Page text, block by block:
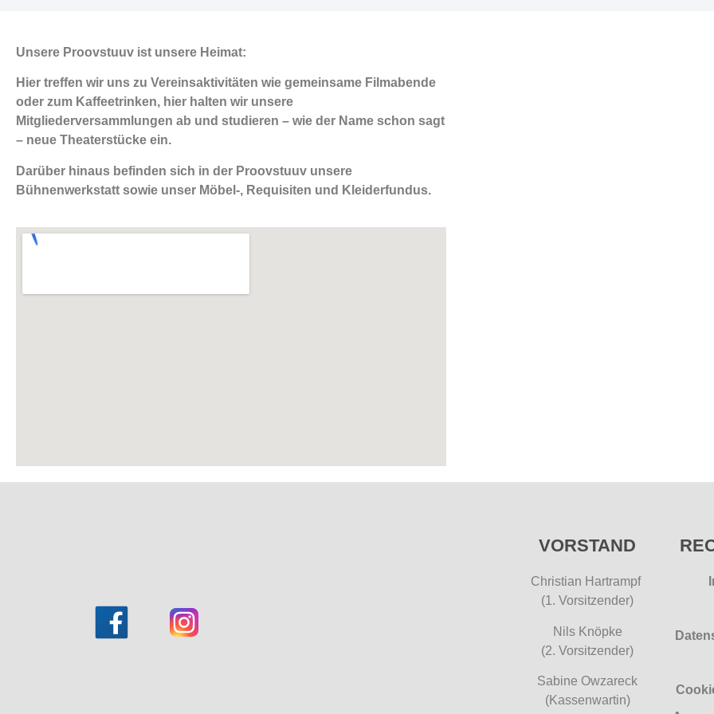
Unsere Proovstuuv ist unsere Heimat:
Hier treffen wir uns zu Vereinsaktivitäten wie gemeinsame Filmabende
oder zum Kaffeetrinken, hier halten wir unsere
Mitgliederversammlungen ab und studieren – wie der Name schon sagt
– neue Theaterstücke ein.
Darüber hinaus befinden sich in der Proovstuuv unsere
Bühnenwerkstatt sowie unser Möbel-, Requisiten und Kleiderfundus.
VORSTAND
Christian Hartrampf
(1. Vorsitzender)
Nils Knöpke
(2. Vorsitzender)
Sabine Owzareck
(Kassenwartin)